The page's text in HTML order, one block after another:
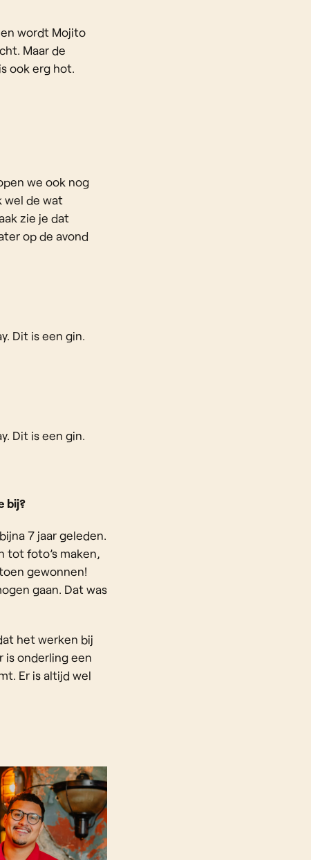
wordt Mojito
Maar de
ook erg hot.
we ook nog
wel de wat
zie je dat
op de avond
Dit is een gin.
Dit is een gin.
bij?
7 jaar geleden.
tot foto’s maken,
gewonnen!
gaan. Dat was
het werken bij
is onderling een
Er is altijd wel